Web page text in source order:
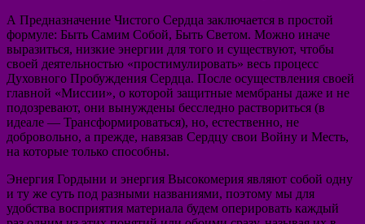
А Предназначение Чистого Сердца заключается в простой
формуле: Быть Самим Собой, Быть Светом. Можно иначе
выразиться, низкие энергии для того и существуют, чтобы
своей деятельностью «простимулировать» весь процесс
Духовного Пробуждения Сердца. После осуществления своей
главной «Миссии», о которой защитные мембраны даже и не
подозревают, они вынуждены бесследно раствориться (в
идеале — Трансформироваться), но, естественно, не
добровольно, а прежде, навязав Сердцу свои Войну и Месть,
на которые только способны.
Энергия Гордыни и энергия Высокомерия являют собой одну
и ту же суть под разными названиями, поэтому мы для
удобства восприятия материала будем оперировать каждый